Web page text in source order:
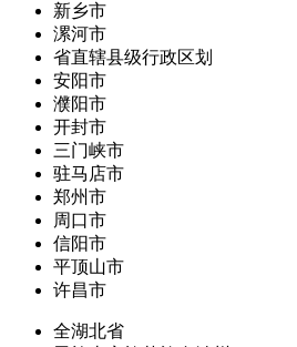
新乡市
漯河市
省直辖县级行政区划
安阳市
濮阳市
开封市
三门峡市
驻马店市
郑州市
周口市
信阳市
平顶山市
许昌市
全湖北省